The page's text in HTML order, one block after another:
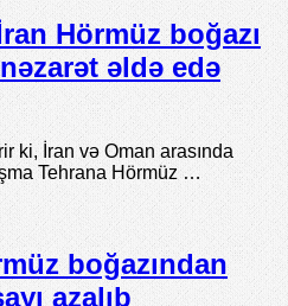
Hörmüz boğazı
əldə edə
ki, İran və Oman arasında
Tehrana Hörmüz …
boğazından
azalıb